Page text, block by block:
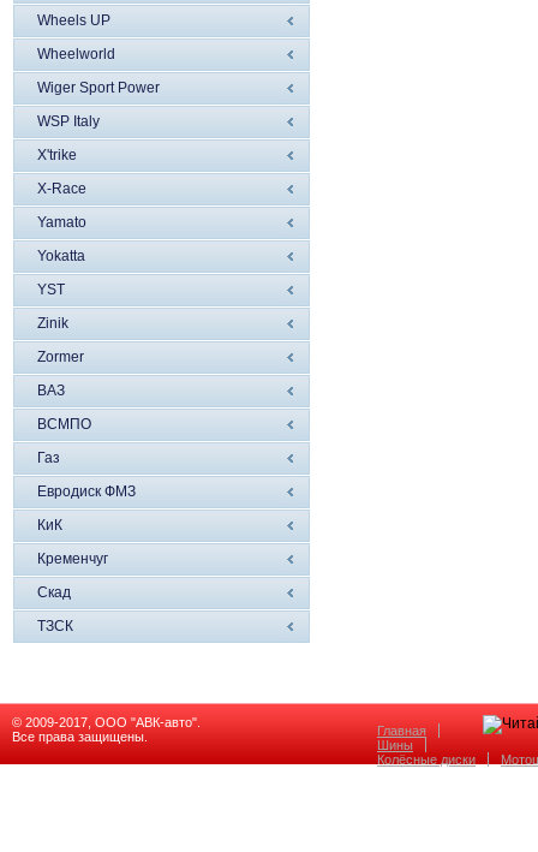
Wheels UP
Wheelworld
Wiger Sport Power
WSP Italy
X'trike
X-Race
Yamato
Yokatta
YST
Zinik
Zormer
ВАЗ
ВСМПО
Газ
Евродиск ФМЗ
КиК
Кременчуг
Скад
ТЗСК
© 2009-2017, ООО "АВК-авто".
Все права защищены.
Главная
Шины
Колёсные диски